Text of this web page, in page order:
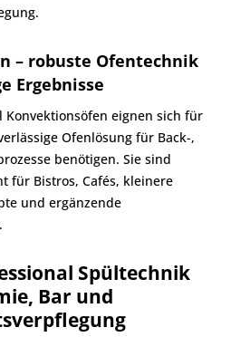
– robuste Ofentechnik
Ergebnisse
Konvektionsöfen eignen sich für
Ofenlösung für Back-,
benötigen. Sie sind
für Bistros, Cafés, kleinere
und ergänzende
Spültechnik
Bar und